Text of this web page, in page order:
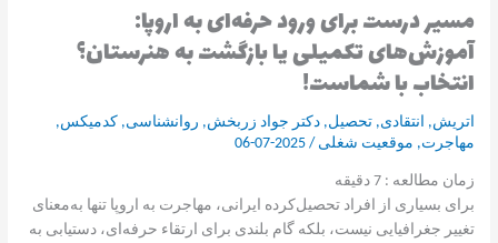
مسیر درست برای ورود حرفه‌ای به اروپا:
آموزش‌های تکمیلی یا بازگشت به هنرستان؟
انتخاب با شماست!
اتریش, انتقادی,تحصیل,دکتر جواد زربخش, روانشناسی, کدمیکس,
مهاجرت, موقعیت شغلی /
2025-07-06
زمان مطالعه :7 دقیقه
برای بسیاری از افراد تحصیل‌کرده ایرانی، مهاجرت به اروپا تنها به‌معنای
تغییر جغرافیایی نیست، بلکه گام بلندی برای ارتقاء حرفه‌ای، دستیابی به